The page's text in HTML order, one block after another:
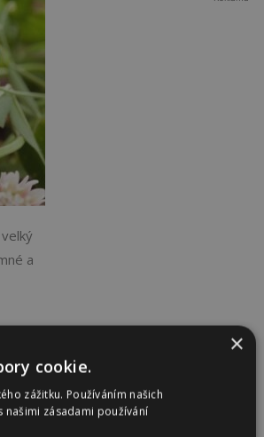
a
×
cookie.
zážitku. Používáním našich
našimi zásadami používání